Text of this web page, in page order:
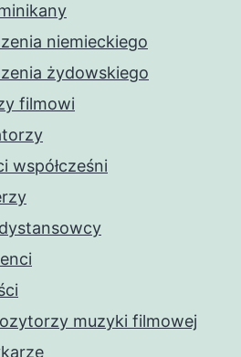
niemieckiego
żydowskiego
filmowi
współcześni
muzyki filmowej